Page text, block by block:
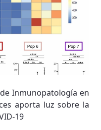
Inmunopatología en
aporta luz sobre la
19